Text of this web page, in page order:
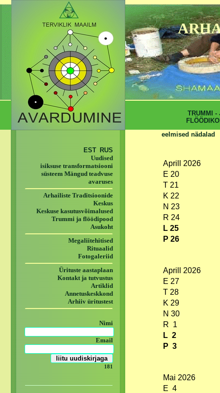
eelmised nädalad
Aprill 2026
E 20
T 21
K 22
N 23
R 24
L 25
P 26
Aprill 2026
E 27
T 28
K 29
N 30
R 1
L 2
P 3
Mai 2026
E 4
EST RUS
Uudised
isiksuse transformatsiooni
süsteem Mängud teadvuse
avaruses
Arhailiste Traditsioonide
Keskus
Keskuse kasutusvõimalused
Trummi ja flöödipood
Asukoht
Megaliitehitised
Rituaalid
Fotogaleriid
Ürituste aastaplaan
Kontakt ja tutvustus
Artiklid
Annetuskeskkond
Arhiiv üritustest
Nimi
Email
181
TRUMMI -